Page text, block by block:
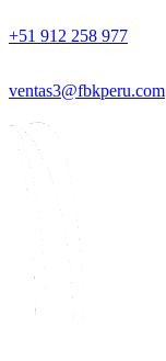
+51 912 258 977
ventas3@fbkperu.com